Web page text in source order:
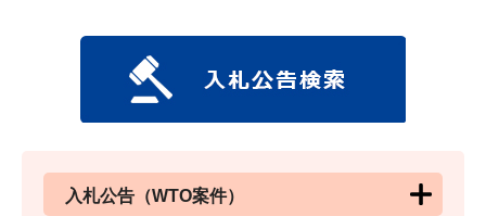
入札公告（WTO案件）